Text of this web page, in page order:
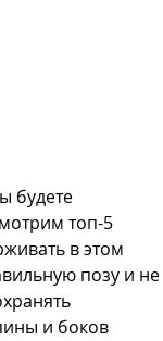
топ-5
в этом
позу и не
и боков